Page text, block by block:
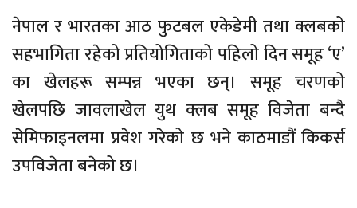
नेपाल र भारतका आठ फुटबल एकेडेमी तथा क्लबको
सहभागिता रहेको प्रतियोगिताको पहिलो दिन समूह ‘ए’
का खेलहरू सम्पन्न भएका छन्। समूह चरणको
खेलपछि जावलाखेल युथ क्लब समूह विजेता बन्दै
सेमिफाइनलमा प्रवेश गरेको छ भने काठमाडौं किकर्स
उपविजेता बनेको छ।